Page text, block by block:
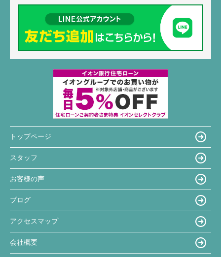
トップページ
スタッフ
お客様の声
ブログ
アクセスマップ
会社概要